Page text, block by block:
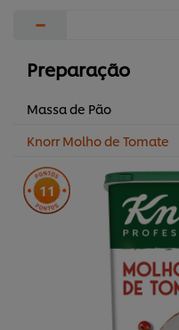
−
Preparação
Massa de Pão
Knorr Molho de Tomate
11